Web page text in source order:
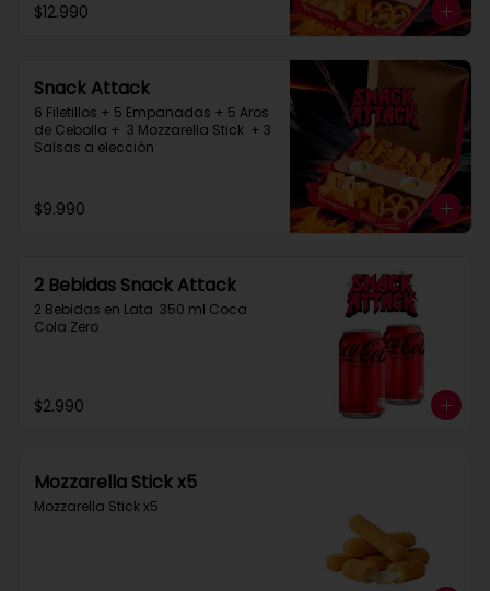
$12.990
Snack Attack
6 Filetillos + 5 Empanadas + 5 Aros
de Cebolla +  3 Mozzarella Stick  + 3
Salsas a elección
$9.990
2 Bebidas Snack Attack
2 Bebidas en Lata  350 ml Coca
Cola Zero
$2.990
Mozzarella Stick x5
Mozzarella Stick x5